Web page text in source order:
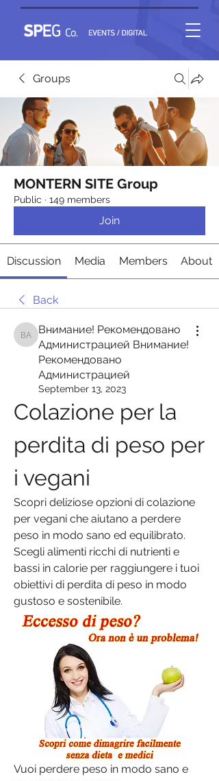
Groups
MONTERN SITE Group
Public · 149 members
Join
Discussion Media Members About
Back
Внимание! Рекомендовано Администрацией
Внимание! Рекомендовано
Администрацией Внимание!
Рекомендовано
Администрацией
September 13, 2023
Colazione per la
perdita di peso per
i vegani
Scopri deliziose opzioni di colazione
per vegani che aiutano a perdere
peso in modo sano ed equilibrato.
Scegli alimenti ricchi di nutrienti e
bassi in calorie per raggiungere i tuoi
obiettivi di perdita di peso in modo
gustoso e sostenibile.
Vuoi perdere peso in modo sano e